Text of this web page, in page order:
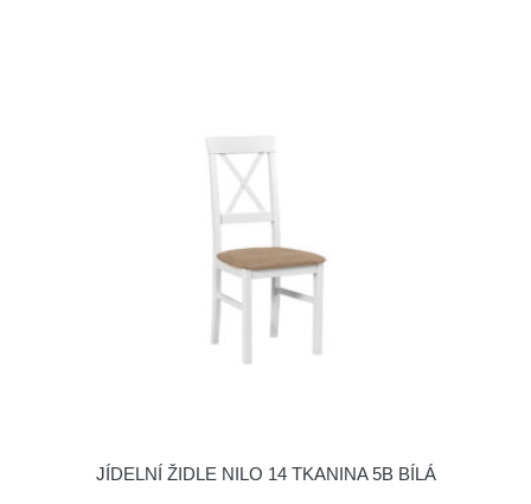
JÍDELNÍ ŽIDLE NILO 14 TKANINA 5B BÍLÁ